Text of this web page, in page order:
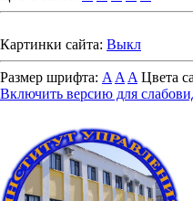
Картинки сайта: Выкл
Размер шрифта: A A A Цвета
Включить версию для